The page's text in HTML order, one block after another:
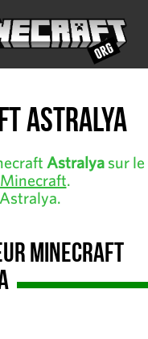
Astralya
Astralyasur le
.
Minecraft